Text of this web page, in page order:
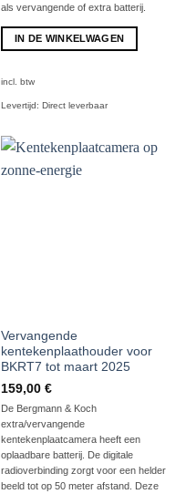
als vervangende of extra batterij.
IN DE WINKELWAGEN
incl. btw
Levertijd: Direct leverbaar
Vervangende
kentekenplaathouder voor
BKRT7 tot maart 2025
159,00 €
De Bergmann & Koch
extra/vervangende
kentekenplaatcamera heeft een
oplaadbare batterij. De digitale
radioverbinding zorgt voor een helder
beeld tot op 50 meter afstand. Deze